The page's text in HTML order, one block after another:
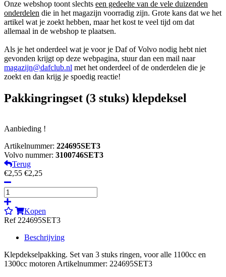
Onze webshop toont slechts een gedeelte van de vele duizenden
onderdelen die in het magazijn voorradig zijn. Grote kans dat we het
artikel wat je zoekt hebben, maar het kost te veel tijd om dat
allemaal in de webshop te plaatsen.
Als je het onderdeel wat je voor je Daf of Volvo nodig hebt niet
gevonden krijgt op deze webpagina, stuur dan een mail naar
magazijn@dafclub.nl met het onderdeel of de onderdelen die je
zoekt en dan krijg je spoedig reactie!
Pakkingringset (3 stuks) klepdeksel
Aanbieding !
Artikelnummer: 224695SET3
Volvo nummer: 3100746SET3
Terug
€2,55 €2,25
Kopen
Ref 224695SET3
Beschrijving
Klepdekselpakking. Set van 3 stuks ringen, voor alle 1100cc en
1300cc motoren Artikelnummer: 224695SET3